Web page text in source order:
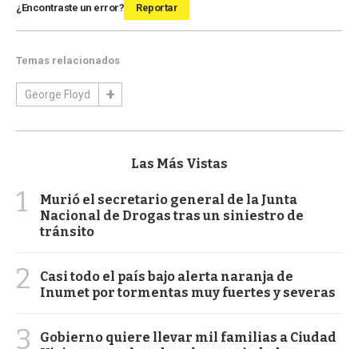
¿Encontraste un error? Reportar
Temas relacionados
George Floyd
Las Más Vistas
1
Murió el secretario general de la Junta
Nacional de Drogas tras un siniestro de
tránsito
2
Casi todo el país bajo alerta naranja de
Inumet por tormentas muy fuertes y severas
3
Gobierno quiere llevar mil familias a Ciudad